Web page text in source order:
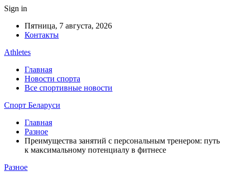
Sign in
Пятница, 7 августа, 2026
Контакты
Athletes
Главная
Новости спорта
Все спортивные новости
Спорт Беларуси
Главная
Разное
Преимущества занятий с персональным тренером: путь
к максимальному потенциалу в фитнесе
Разное